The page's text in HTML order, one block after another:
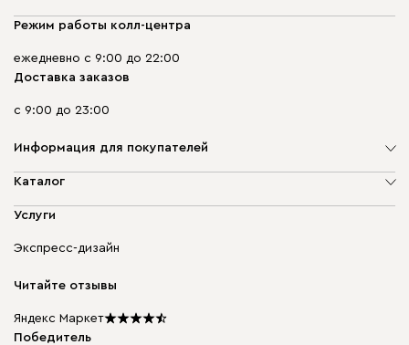
Режим работы колл-центра
ежедневно с 9:00 до 22:00
Доставка заказов
с 9:00 до 23:00
Информация для покупателей
О компании
Доставка и оплата
диван.клуб
Подарочные сертификаты
Мы в прессе
Каталог
Мягкая мебель
Бескаркасная мебель
Столы и стулья
Услуги
Экспресс-дизайн
Читайте отзывы
Яндекс Маркет
Победитель